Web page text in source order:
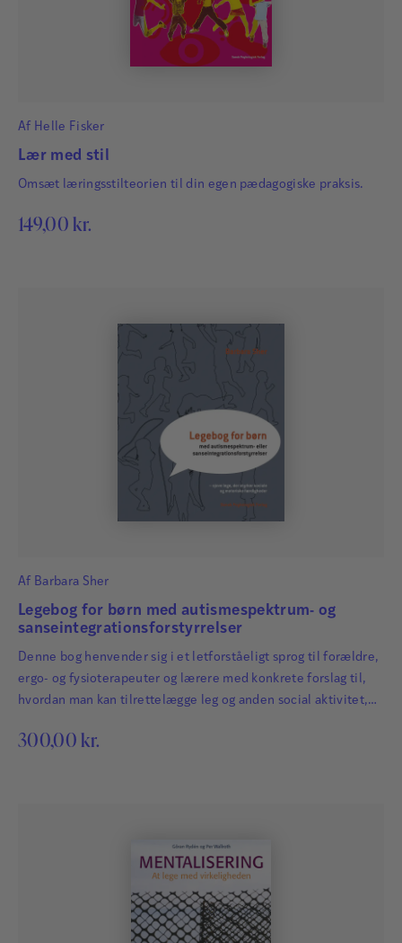
Af Helle Fisker
Lær med stil
Omsæt læringsstilteorien til din egen pædagogiske praksis.
149,00 kr.
Af Barbara Sher
Legebog for børn med autismespektrum- og
sanseintegrationsforstyrrelser
Denne bog henvender sig i et letforståeligt sprog til forældre,
ergo- og fysioterapeuter og lærere med konkrete forslag til,
hvordan man kan tilrettelægge leg og anden social aktivitet,
300,00 kr.